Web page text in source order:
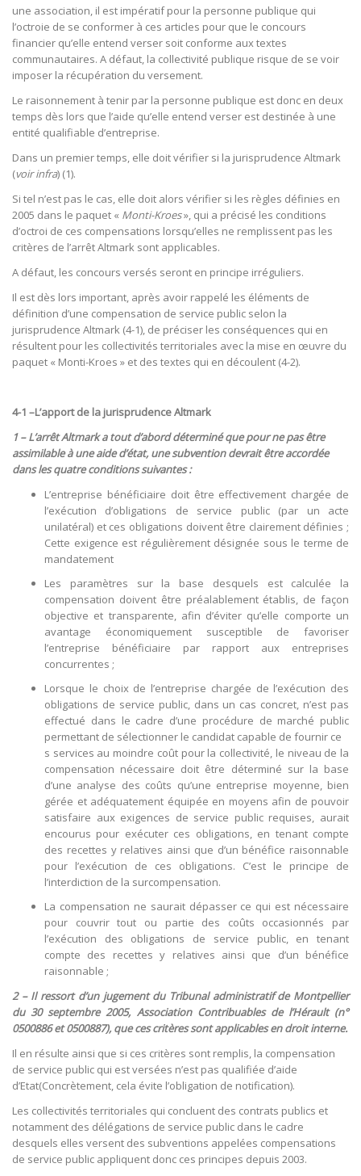
une association, il est impératif pour la personne publique qui
l’octroie de se conformer à ces articles pour que le concours
financier qu’elle entend verser soit conforme aux textes
communautaires. A défaut, la collectivité publique risque de se voir
imposer la récupération du versement.
Le raisonnement à tenir par la personne publique est donc en deux
temps dès lors que l’aide qu’elle entend verser est destinée à une
entité qualifiable d’entreprise.
Dans un premier temps, elle doit vérifier si la jurisprudence Altmark
(voir infra) (1).
Si tel n’est pas le cas, elle doit alors vérifier si les règles définies en
2005 dans le paquet « Monti-Kroes», qui a précisé les conditions
d’octroi de ces compensations lorsqu’elles ne remplissent pas les
critères de l’arrêt Altmark sont applicables.
A défaut, les concours versés seront en principe irréguliers.
Il est dès lors important, après avoir rappelé les éléments de
définition d’une compensation de service public selon la
jurisprudence Altmark (4-1), de préciser les conséquences qui en
résultent pour les collectivités territoriales avec la mise en œuvre du
paquet « Monti-Kroes » et des textes qui en découlent (4-2).
4-1 –L’apport de la jurisprudence Altmark
1 – L’arrêt Altmark a tout d’abord déterminé que pour ne pas être
assimilable à une aide d’état, une subvention devrait être accordée
dans les quatre conditions suivantes :
L’entreprise bénéficiaire doit être effectivement chargée de
l’exécution d’obligations de service public (par un acte
unilatéral) et ces obligations doivent être clairement définies ;
Cette exigence est régulièrement désignée sous le terme de
mandatement
Les paramètres sur la base desquels est calculée la
compensation doivent être préalablement établis, de façon
objective et transparente, afin d’éviter qu’elle comporte un
avantage économiquement susceptible de favoriser
l’entreprise bénéficiaire par rapport aux entreprises
concurrentes ;
Lorsque le choix de l’entreprise chargée de l’exécution des
obligations de service public, dans un cas concret, n’est pas
effectué dans le cadre d’une procédure de marché public
permettant de sélectionner le candidat capable de fournir ce
s services au moindre coût pour la collectivité, le niveau de la
compensation nécessaire doit être déterminé sur la base
d’une analyse des coûts qu’une entreprise moyenne, bien
gérée et adéquatement équipée en moyens afin de pouvoir
satisfaire aux exigences de service public requises, aurait
encourus pour exécuter ces obligations, en tenant compte
des recettes y relatives ainsi que d’un bénéfice raisonnable
pour l’exécution de ces obligations. C’est le principe de
l’interdiction de la surcompensation.
La compensation ne saurait dépasser ce qui est nécessaire
pour couvrir tout ou partie des coûts occasionnés par
l’exécution des obligations de service public, en tenant
compte des recettes y relatives ainsi que d’un bénéfice
raisonnable ;
2 – Il ressort d’un jugement du Tribunal administratif de Montpellier
du 30 septembre 2005, Association Contribuables de l’Hérault (n°
0500886 et 0500887), que ces critères sont applicables en droit interne.
Il en résulte ainsi que si ces critères sont remplis, la compensation
de service public qui est versées n’est pas qualifiée d’aide
d’Etat(Concrètement, cela évite l’obligation de notification).
Les collectivités territoriales qui concluent des contrats publics et
notamment des délégations de service public dans le cadre
desquels elles versent des subventions appelées compensations
de service public appliquent donc ces principes depuis 2003.